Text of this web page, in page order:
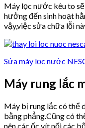
Máy lọc nước kêu to
hưởng đến sinh hoạt
vậy,việc sửa chữa lỗi
Sửa máy lọc nước
Máy rung lắc
Máy bị rung lắc có thể
bằng phẳng.Cũng có
nên các ốc vít nối các